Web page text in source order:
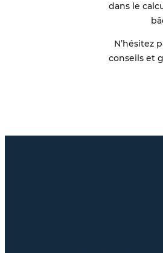
dans le
N’hésitez
conseils et